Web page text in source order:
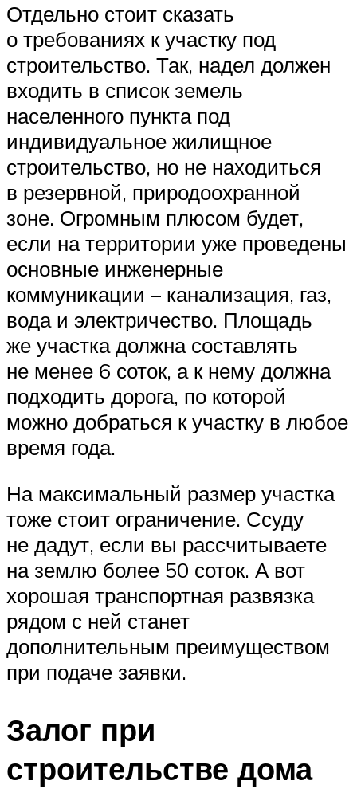
Отдельно стоит сказать
о требованиях к участку под
строительство. Так, надел должен
входить в список земель
населенного пункта под
индивидуальное жилищное
строительство, но не находиться
в резервной, природоохранной
зоне. Огромным плюсом будет,
если на территории уже проведены
основные инженерные
коммуникации – канализация, газ,
вода и электричество. Площадь
же участка должна составлять
не менее 6 соток, а к нему должна
подходить дорога, по которой
можно добраться к участку в любое
время года.
На максимальный размер участка
тоже стоит ограничение. Ссуду
не дадут, если вы рассчитываете
на землю более 50 соток. А вот
хорошая транспортная развязка
рядом с ней станет
дополнительным преимуществом
при подаче заявки.
Залог при
строительстве дома